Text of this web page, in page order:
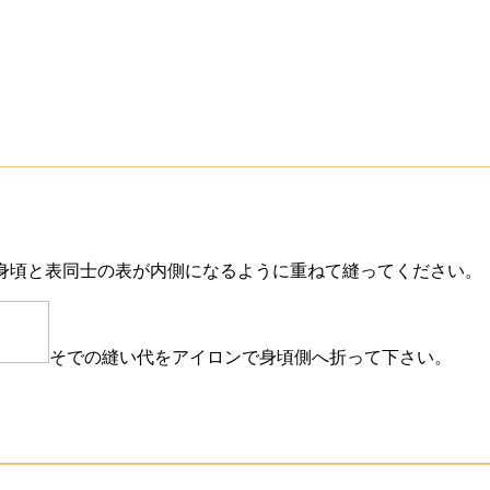
頃と表同士の表が内側になるように重ねて縫ってください。
そでの縫い代をアイロンで身頃側へ折って下さい。